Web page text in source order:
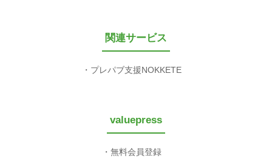
関連サービス
プレパブ支援NOKKETE
valuepress
無料会員登録